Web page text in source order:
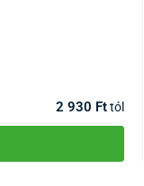
2 930 Fttól